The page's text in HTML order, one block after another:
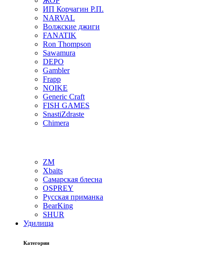
ИП Корчагин Р.П.
NARVAL
Волжские джиги
FANATIK
Ron Thompson
Sawamura
DEPO
Gambler
Frapp
NOIKE
Generic Craft
FISH GAMES
SnastiZdraste
Chimera
ZM
Xbaits
Самарская блесна
OSPREY
Русская приманка
BearKing
SHUR
Удилища
Категории